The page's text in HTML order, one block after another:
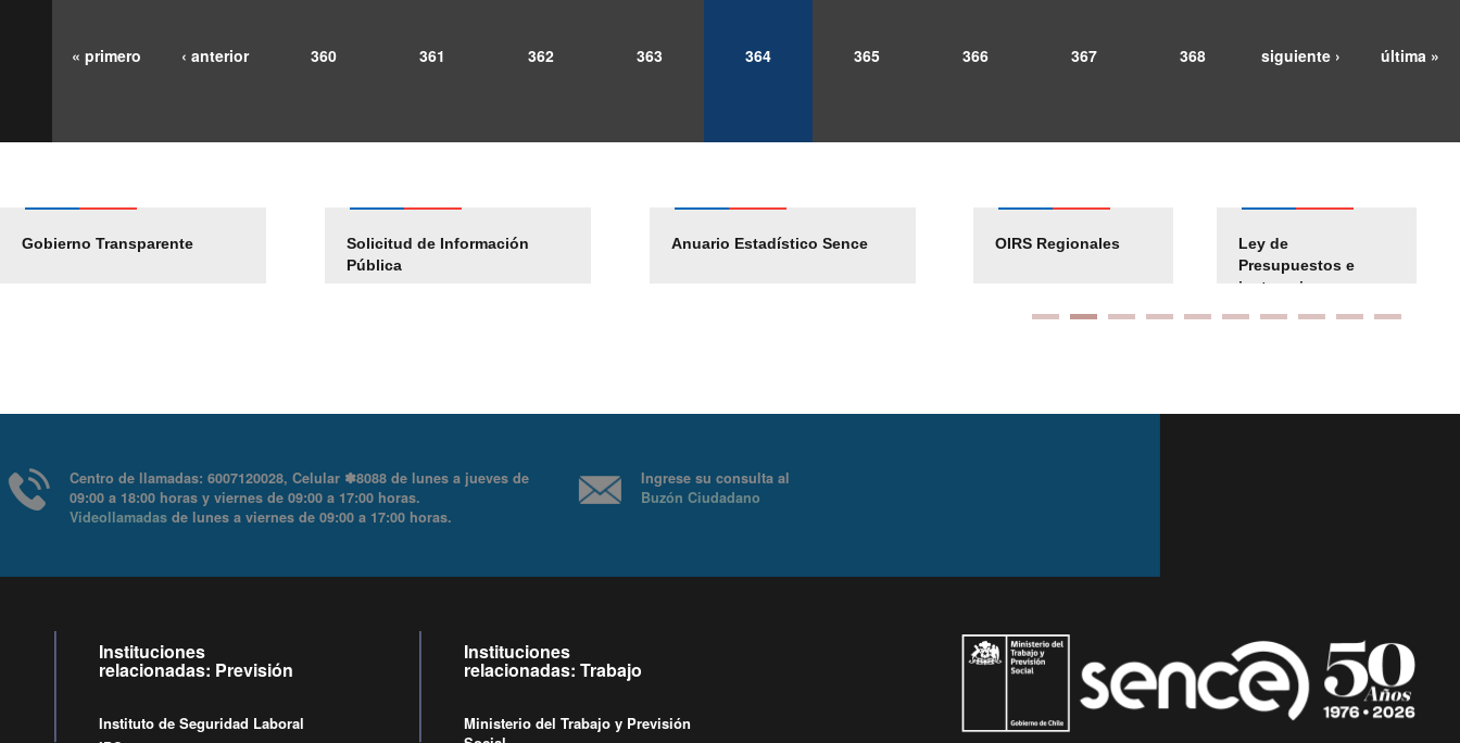
« primero ‹ anterior 360 361 362 363 364 365 366 367 368 siguiente › última »
Gobierno Transparente
Solicitud de Información
Pública
Anuario Estadístico Sence
Pago Proveedores
Empleos Públicos
Solicitud Audiencias
OIRS Regionales
Ley de
Presupuestos e
instrucciones
Centro de llamadas: 6007120028, Celular ✽8088 de lunes a jueves de
09:00 a 18:00 horas y viernes de 09:00 a 17:00 horas.
Videollamadas de lunes a viernes de 09:00 a 17:00 horas.
Ingrese su consulta al
Buzón Ciudadano
Instituciones
relacionadas: Previsión
Instituto de Seguridad Laboral
Instituciones
relacionadas: Trabajo
Ministerio del Trabajo y Previsión